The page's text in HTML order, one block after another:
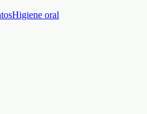
Higiene oral